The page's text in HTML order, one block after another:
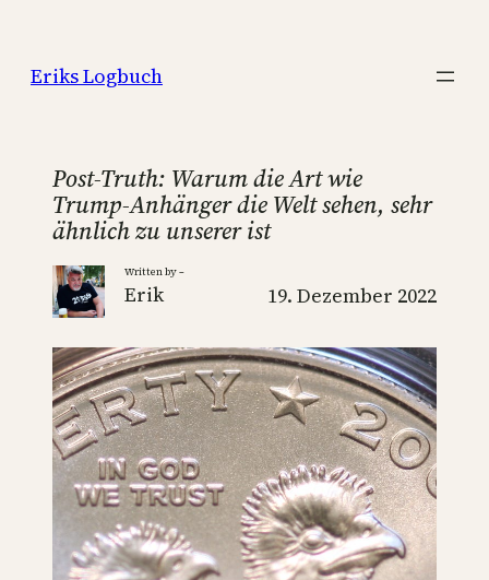
springen
Eriks Logbuch
Post-Truth: Warum die Art wie
Trump-Anhänger die Welt sehen, sehr
ähnlich zu unserer ist
Written by –
Erik 19. Dezember 2022